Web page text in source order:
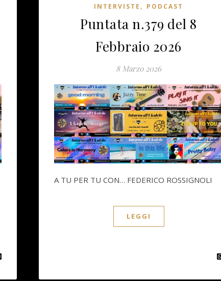
INTERVISTE , PODCAST
Puntata n.379 del 8
Febbraio 2026
8 Marzo 2026
A TU PER TU CON… FEDERICO ROSSIGNOLI
LEGGI